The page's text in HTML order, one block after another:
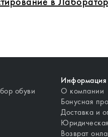
обуви
Информация
О компании
Бонусная
Доставка и
Возврат